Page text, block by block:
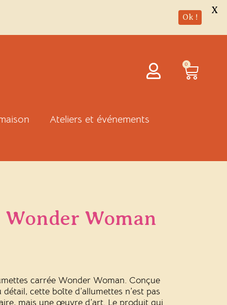
0
Ateliers et événements
Woman
carrée Wonder Woman. Conçue
cette boîte d’allumettes n’est pas
mais une œuvre d’art. Le produit qui
Ok !
X